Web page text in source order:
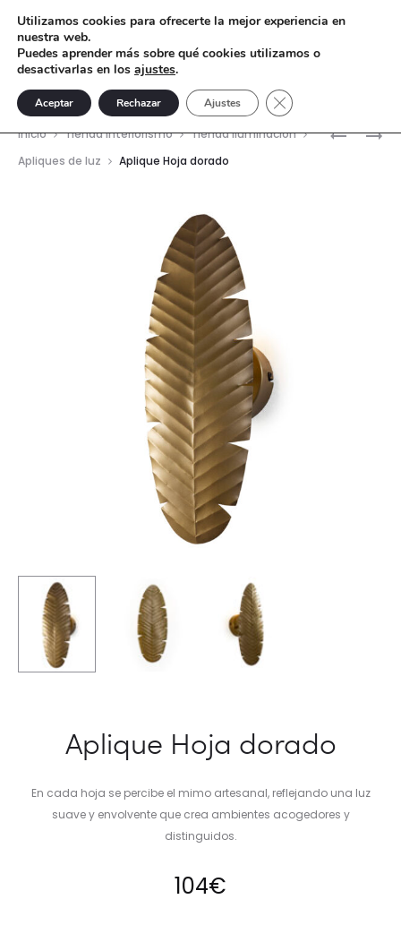
Inicio Tienda interiorismo
Tienda Iluminación
Apliques de luz
Aplique Hoja dorado
Aplique Hoja dorado
En cada hoja se percibe el mimo artesanal, reflejando una luz
suave y envolvente que crea ambientes acogedores y
distinguidos.
104€
Utilizamos cookies para ofrecerte la mejor experiencia en
nuestra web.
Puedes aprender más sobre qué cookies utilizamos o
desactivarlas en los ajustes.
Aceptar Rechazar Ajustes Cerrar el banner de